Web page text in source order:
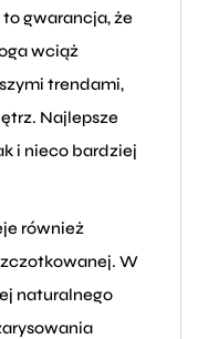
gwarancja, że
wciąż
trendami,
Najlepsze
i nieco bardziej
również
W
naturalnego